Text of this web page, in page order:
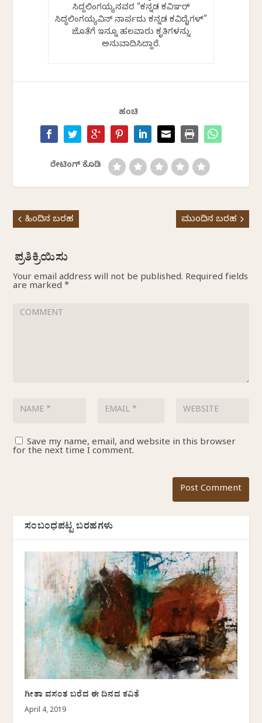
ಸಿದ್ದಲಿಂಗಯ್ಯನವರ “ಕನ್ನಡ ಕವಿಞರ್
ಸಿದ್ಧಲಿಂಗಯ್ಯವಿನ್ ನಾರ್ಪದು ಕನ್ನಡ ಕವಿದೈಗಳ್”
ಜೊತೆಗೆ ಇನ್ನೂ ಹಲವಾರು ಕೃತಿಗಳನ್ನು
ಅನುವಾದಿಸಿದ್ದಾರೆ.
ಹಂಚಿ
ರೇಟಿಂಗ್ ಕೊಡಿ
ಹಿಂದಿನ ಬರಹ ಮುಂದಿನ ಬರಹ
Your email address will not be published. Required fields
are marked *
Save my name, email, and website in this browser
for the next time I comment.
ಸಂಬಂಧಪಟ್ಟ ಬರಹಗಳು
ಗೀತಾ ವಸಂತ ಬರೆದ ಈ ದಿನದ ಕವಿತೆ
April 4, 2019